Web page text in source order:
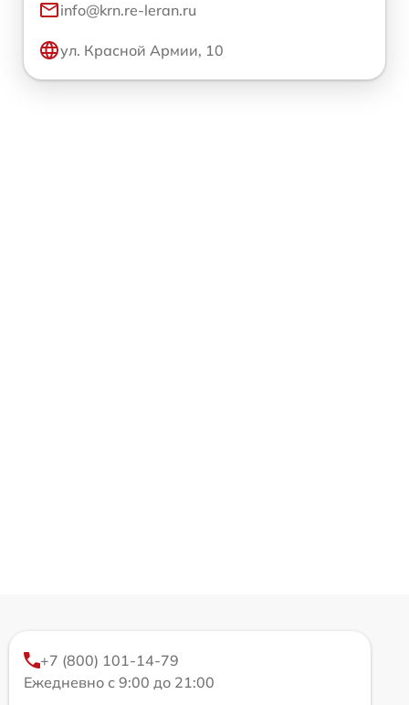
info@krn.re-leran.ru
ул. Красной Армии, 10
+7 (800) 101-14-79
Ежедневно с 9:00 до 21:00